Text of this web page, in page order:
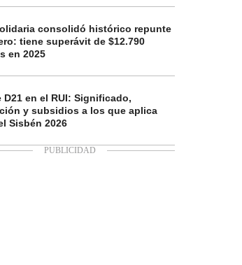
consolidó histórico repunte
tiene superávit de $12.790
en 2025
D21 en el RUI: Significado,
y subsidios a los que aplica
Sisbén 2026